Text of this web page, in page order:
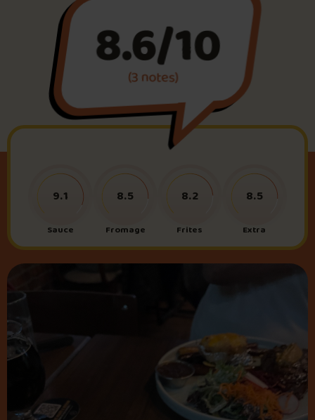
Foire aux questions
Me connecter
8.6/10
(3 notes)
Sauce
9.1
Fromage
8.5
Frites
8.2
Extra
8.5